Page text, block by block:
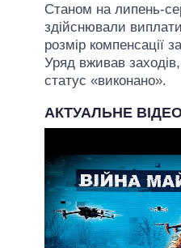
Станом на липень-
здійснювали
розмір компенсації
Уряд вживав
статус «виконано».
АКТУАЛЬНЕ